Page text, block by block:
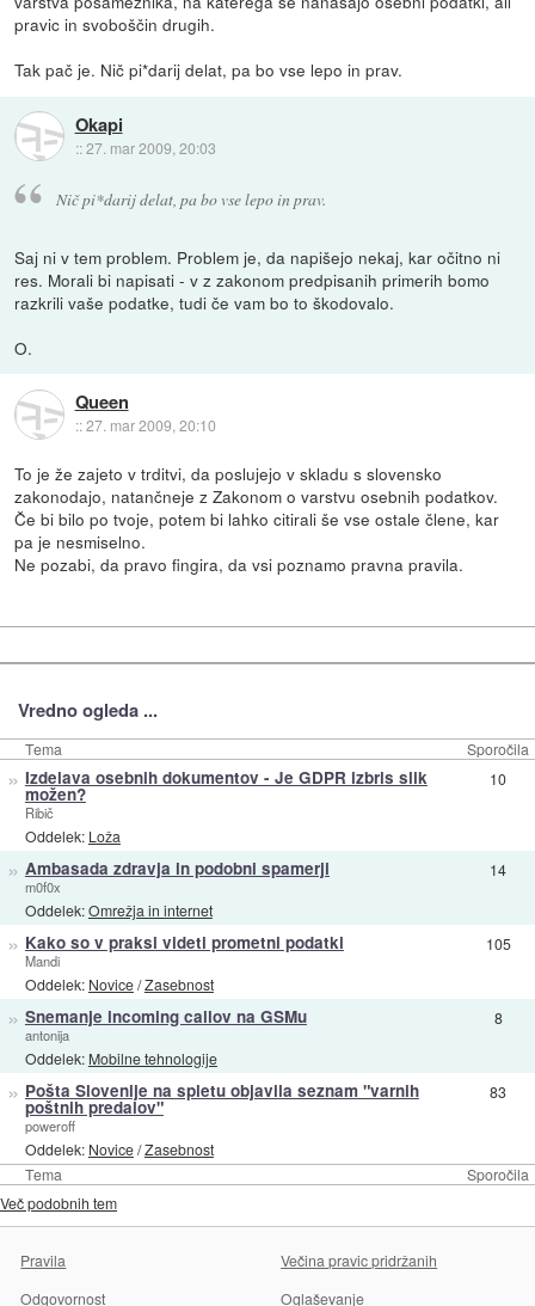
pravic in svoboščin drugih.
Tak pač je. Nič pi*darij delat, pa bo vse lepo in prav.
Okapi
::27. mar 2009, 20:03
Nič pi*darij delat, pa bo vse lepo in prav.
Saj ni v tem problem. Problem je, da napišejo nekaj, kar očitno ni
res. Morali bi napisati - v z zakonom predpisanih primerih bomo
razkrili vaše podatke, tudi če vam bo to škodovalo.
O.
Queen
::27. mar 2009, 20:10
To je že zajeto v trditvi, da poslujejo v skladu s slovensko
zakonodajo, natančneje z Zakonom o varstvu osebnih podatkov.
Če bi bilo po tvoje, potem bi lahko citirali še vse ostale člene, kar
pa je nesmiselno.
Ne pozabi, da pravo fingira, da vsi poznamo pravna pravila.
Vredno ogleda ...
Tema Sporočila
Tema Sporočila
» Izdelava osebnih dokumentov - Je GDPR izbris slik
možen?
Ribič
Oddelek: Loža
10
» Ambasada zdravja in podobni spamerji
m0f0x
Oddelek:Omrežja in internet
14
» Kako so v praksi videti prometni podatki
Mandi
Oddelek: Novice/Zasebnost
105
» Snemanje incoming callov na GSMu
antonija
Oddelek: Mobilne tehnologije
8
» Pošta Slovenije na spletu objavila seznam "varnih
poštnih predalov"
poweroff
Oddelek: Novice/Zasebnost
83
Več podobnih tem
Pravila
Večina pravic pridržanih
Odgovornost
Oglaševanje